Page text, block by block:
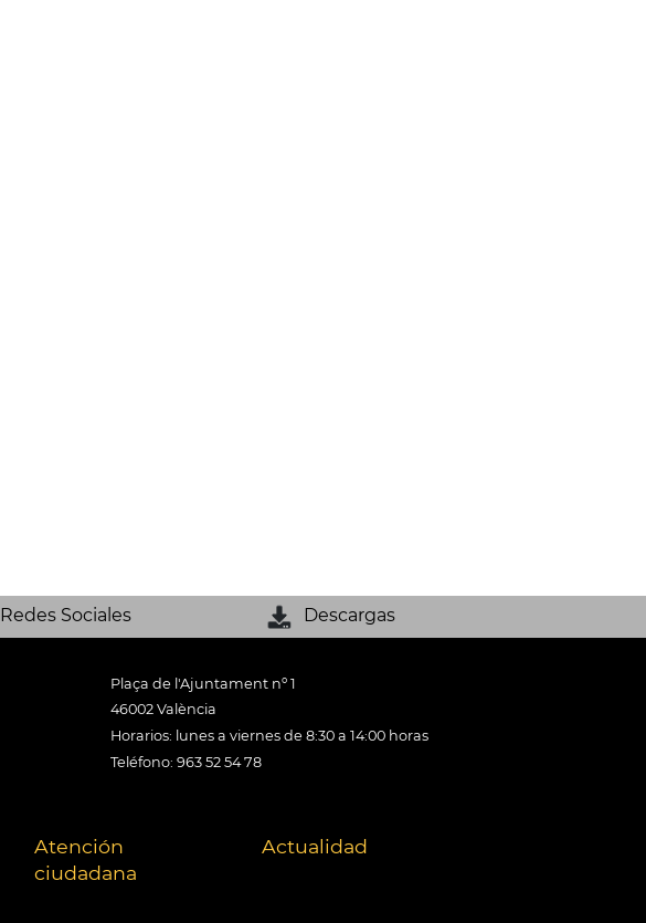
Redes Sociales Descargas
Plaça de l'Ajuntament nº 1
46002 València
Horarios: lunes a viernes de 8:30 a 14:00 horas
Teléfono: 963 52 54 78
Atención
ciudadana
Actualidad